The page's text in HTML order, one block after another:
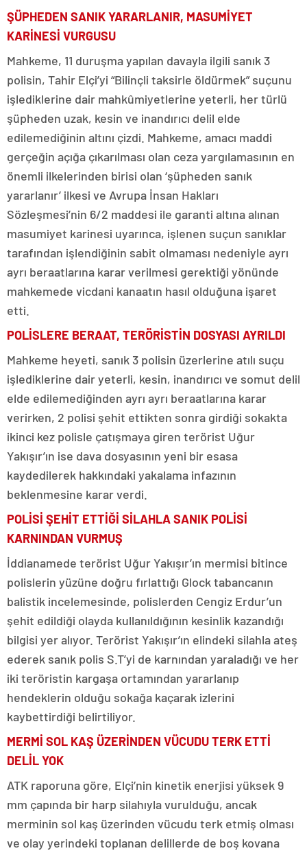
ŞÜPHEDEN SANIK YARARLANIR, MASUMİYET
KARİNESİ VURGUSU
Mahkeme, 11 duruşma yapılan davayla ilgili sanık 3
polisin, Tahir Elçi’yi “Bilinçli taksirle öldürmek” suçunu
işlediklerine dair mahkûmiyetlerine yeterli, her türlü
şüpheden uzak, kesin ve inandırıcı delil elde
edilemediğinin altını çizdi. Mahkeme, amacı maddi
gerçeğin açığa çıkarılması olan ceza yargılamasının en
önemli ilkelerinden birisi olan ‘şüpheden sanık
yararlanır’ ilkesi ve Avrupa İnsan Hakları
Sözleşmesi’nin 6/2 maddesi ile garanti altına alınan
masumiyet karinesi uyarınca, işlenen suçun sanıklar
tarafından işlendiğinin sabit olmaması nedeniyle ayrı
ayrı beraatlarına karar verilmesi gerektiği yönünde
mahkemede vicdani kanaatın hasıl olduğuna işaret
etti.
POLİSLERE BERAAT, TERÖRİSTİN DOSYASI AYRILDI
Mahkeme heyeti, sanık 3 polisin üzerlerine atılı suçu
işlediklerine dair yeterli, kesin, inandırıcı ve somut delil
elde edilemediğinden ayrı ayrı beraatlarına karar
verirken, 2 polisi şehit ettikten sonra girdiği sokakta
ikinci kez polisle çatışmaya giren terörist Uğur
Yakışır’ın ise dava dosyasının yeni bir esasa
kaydedilerek hakkındaki yakalama infazının
beklenmesine karar verdi.
POLİSİ ŞEHİT ETTİĞİ SİLAHLA SANIK POLİSİ
KARNINDAN VURMUŞ
İddianamede terörist Uğur Yakışır’ın mermisi bitince
polislerin yüzüne doğru fırlattığı Glock tabancanın
balistik incelemesinde, polislerden Cengiz Erdur’un
şehit edildiği olayda kullanıldığının kesinlik kazandığı
bilgisi yer alıyor. Terörist Yakışır’ın elindeki silahla ateş
ederek sanık polis S.T’yi de karnından yaraladığı ve her
iki teröristin kargaşa ortamından yararlanıp
hendeklerin olduğu sokağa kaçarak izlerini
kaybettirdiği belirtiliyor.
MERMİ SOL KAŞ ÜZERİNDEN VÜCUDU TERK ETTİ
DELİL YOK
ATK raporuna göre, Elçi’nin kinetik enerjisi yüksek 9
mm çapında bir harp silahıyla vurulduğu, ancak
merminin sol kaş üzerinden vücudu terk etmiş olması
ve olay yerindeki toplanan delillerde de boş kovana